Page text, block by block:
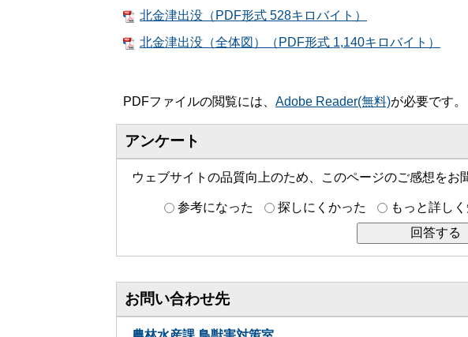
北金津出没（PDF形式 528キロバイト）
北金津出没（全体図）（PDF形式 1,140キロバイト）
PDFファイルの閲覧には、 Adobe Reader(無料)が必要です。
アンケート
ウェブサイトの品質向上のため、このページのご感想をお
参考になった 探しにくかった もっと詳し
お問い合わせ先